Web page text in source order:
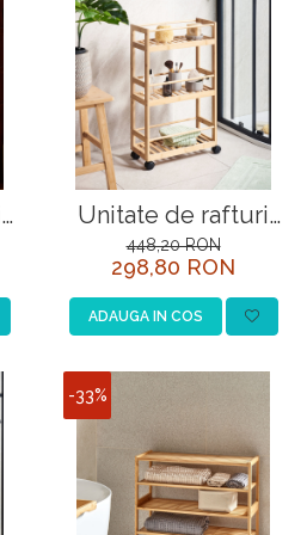
Unitate de rafturi
QUINTAY Lemn de
bambus Maro
deschis
448,20 RON
298,80 RON
ADAUGA IN COS
-33%